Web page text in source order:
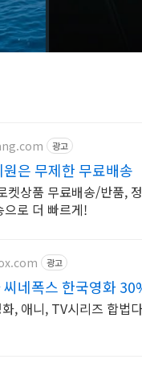
광고
은 무제한 무료배송
켓상품 무료배송/반품,
로 더 빠르게!
광고
네폭스 한국영화
, 애니, TV시리즈 합법